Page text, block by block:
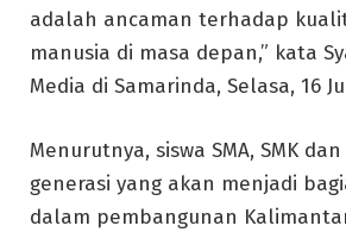
adalah ancaman terhadap
manusia di masa depan,” kata
Media di Samarinda, Selasa, 16
Menurutnya, siswa SMA, SMK
generasi yang akan menjadi
dalam pembangunan